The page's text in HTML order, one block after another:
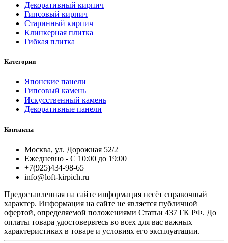
Декоративный кирпич
Гипсовый кирпич
Старинный кирпич
Клинкерная плитка
Гибкая плитка
Категории
Японские панели
Гипсовый камень
Искусственный камень
Декоративные панели
Контакты
Москва, ул. Дорожная 52/2
Ежедневно - С 10:00 до 19:00
+7(925)434-98-65
info@loft-kirpich.ru
Предоставленная на сайте информация несёт справочный
характер. Информация на сайте не является публичной
офертой, определяемой положениями Статьи 437 ГК РФ. До
оплаты товара удостоверьтесь во всех для вас важных
характеристиках в товаре и условиях его эксплуатации.